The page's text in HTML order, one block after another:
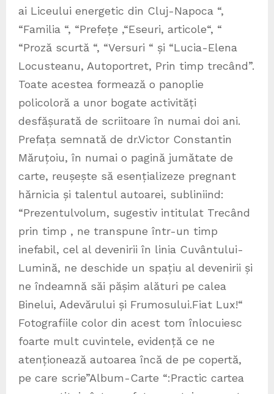
ai Liceului energetic din Cluj-Napoca “,
“Familia “, “Prefețe ,“Eseuri, articole“, “
“Proză scurtă “, “Versuri “ și “Lucia-Elena
Locusteanu, Autoportret, Prin timp trecând”.
Toate acestea formează o panoplie
policoloră a unor bogate activități
desfășurată de scriitoare în numai doi ani.
Prefața semnată de dr.Victor Constantin
Măruțoiu, în numai o pagină jumătate de
carte, reușește să esențializeze pregnant
hărnicia și talentul autoarei, subliniind:
“Prezentulvolum, sugestiv intitulat Trecând
prin timp , ne transpune într-un timp
inefabil, cel al devenirii în linia Cuvântului-
Lumină, ne deschide un spațiu al devenirii și
ne îndeamnă săi pășim alături pe calea
Binelui, Adevărului și Frumosului.Fiat Lux!“
Fotografiile color din acest tom înlocuiesc
foarte mult cuvintele, evidență ce ne
atenționează autoarea încă de pe copertă,
pe care scrie”Album-Carte “:Practic cartea